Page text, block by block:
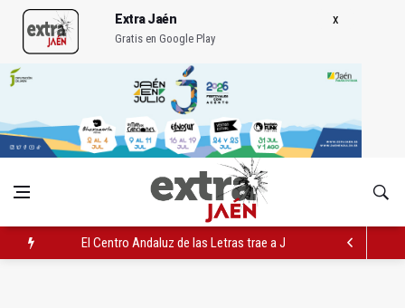
Extra Jaén
Gratis en Google Play
El Centro Andaluz de las Letras trae a Jaén al filósofo Omar